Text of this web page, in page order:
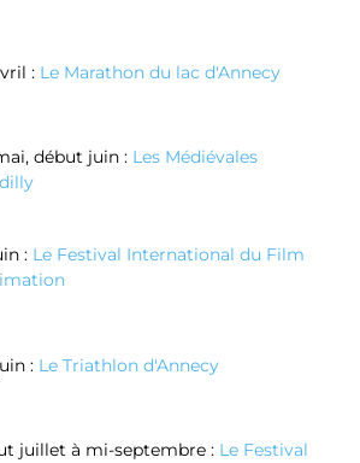
: Le Marathon du lac d'Annecy
début juin : Les Médiévales
: Le Festival International du Film
: Le Triathlon d'Annecy
juillet à mi-septembre : Le Festival